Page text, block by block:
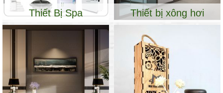
Thiết Bị Spa Thiết bị xông hơi